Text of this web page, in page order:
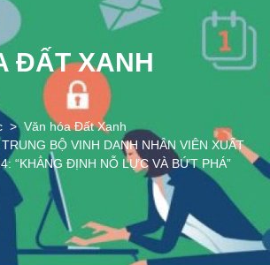
ĐẤT XANH
Văn hóa Đất Xanh
BỘ VINH DANH NHÂN VIÊN XUẤT
“KHẲNG ĐỊNH NỖ LỰC VÀ BỨT PHÁ”